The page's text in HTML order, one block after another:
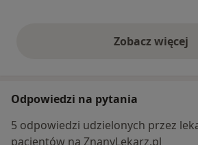
Zobacz więcej
opinie
Odpowiedzi na pytania
5 odpowiedzi udzielonych przez
pacjentów na ZnanyLekarz.pl